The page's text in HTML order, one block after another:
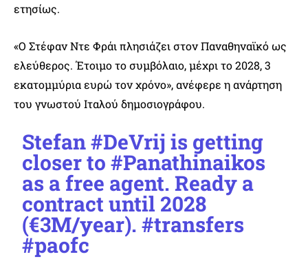
ετησίως.
«Ο Στέφαν Ντε Φράι πλησιάζει στον Παναθηναϊκό ως
ελεύθερος. Έτοιμο το συμβόλαιο, μέχρι το 2028, 3
εκατομμύρια ευρώ τον χρόνο», ανέφερε η ανάρτηση
του γνωστού Ιταλού δημοσιογράφου.
Stefan#DeVrij is getting
closer to#Panathinaikos
as a free agent. Ready a
contract until 2028
(€3M/year).#transfers
#paofc